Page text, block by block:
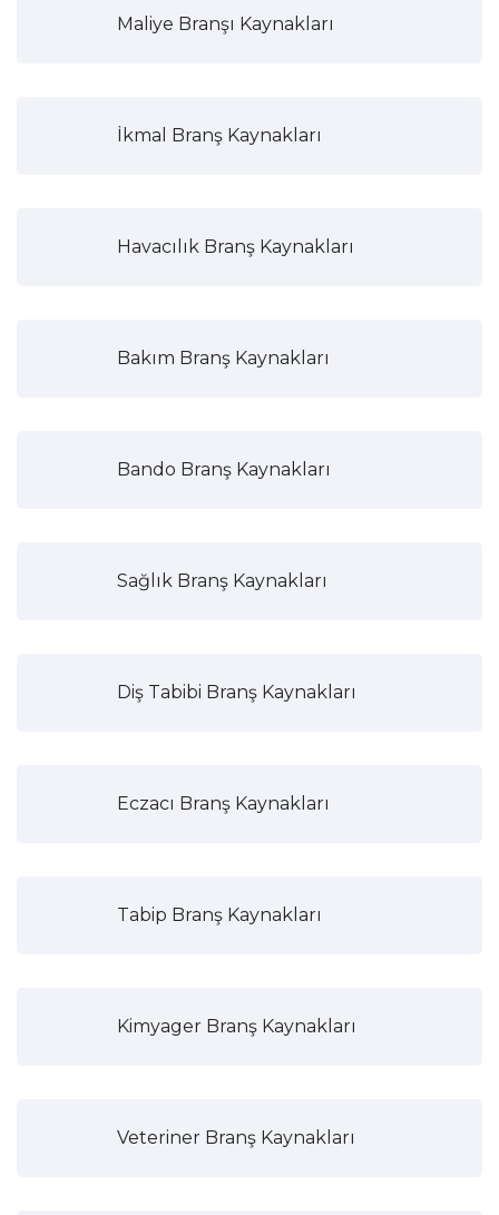
Maliye Branşı Kaynakları
İkmal Branş Kaynakları
Havacılık Branş Kaynakları
Bakım Branş Kaynakları
Bando Branş Kaynakları
Sağlık Branş Kaynakları
Diş Tabibi Branş Kaynakları
Eczacı Branş Kaynakları
Tabip Branş Kaynakları
Kimyager Branş Kaynakları
Veteriner Branş Kaynakları